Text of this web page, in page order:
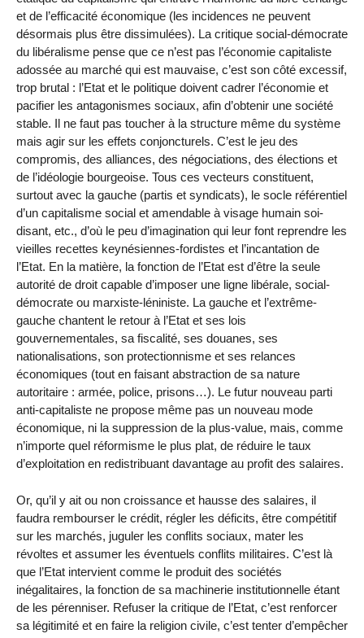
et de l’efficacité économique (les incidences ne peuvent
désormais plus être dissimulées). La critique social-démocrate
du libéralisme pense que ce n’est pas l’économie capitaliste
adossée au marché qui est mauvaise, c’est son côté excessif,
trop brutal : l’Etat et le politique doivent cadrer l’économie et
pacifier les antagonismes sociaux, afin d’obtenir une société
stable. Il ne faut pas toucher à la structure même du système
mais agir sur les effets conjoncturels. C’est le jeu des
compromis, des alliances, des négociations, des élections et
de l’idéologie bourgeoise. Tous ces vecteurs constituent,
surtout avec la gauche (partis et syndicats), le socle référentiel
d’un capitalisme social et amendable à visage humain soi-
disant, etc., d’où le peu d’imagination qui leur font reprendre les
vieilles recettes keynésiennes-fordistes et l’incantation de
l’Etat. En la matière, la fonction de l’Etat est d’être la seule
autorité de droit capable d’imposer une ligne libérale, social-
démocrate ou marxiste-léniniste. La gauche et l’extrême-
gauche chantent le retour à l’Etat et ses lois
gouvernementales, sa fiscalité, ses douanes, ses
nationalisations, son protectionnisme et ses relances
économiques (tout en faisant abstraction de sa nature
autoritaire : armée, police, prisons…). Le futur nouveau parti
anti-capitaliste ne propose même pas un nouveau mode
économique, ni la suppression de la plus-value, mais, comme
n’importe quel réformisme le plus plat, de réduire le taux
d’exploitation en redistribuant davantage au profit des salaires.
Or, qu’il y ait ou non croissance et hausse des salaires, il
faudra rembourser le crédit, régler les déficits, être compétitif
sur les marchés, juguler les conflits sociaux, mater les
révoltes et assumer les éventuels conflits militaires. C’est là
que l’Etat intervient comme le produit des sociétés
inégalitaires, la fonction de sa machinerie institutionnelle étant
de les pérenniser. Refuser la critique de l’Etat, c’est renforcer
sa légitimité et en faire la religion civile, c’est tenter d’empêcher